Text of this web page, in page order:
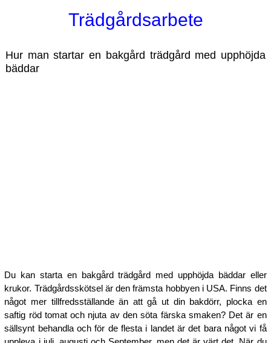
Trädgårdsarbete
Hur man startar en bakgård trädgård med upphöjda
bäddar
Du kan starta en bakgård trädgård med upphöjda bäddar eller
krukor. Trädgårdsskötsel är den främsta hobbyen i USA. Finns det
något mer tillfredsställande än att gå ut din bakdörr, plocka en
saftig röd tomat och njuta av den söta färska smaken? Det är en
sällsynt behandla och för de flesta i landet är det bara något vi få